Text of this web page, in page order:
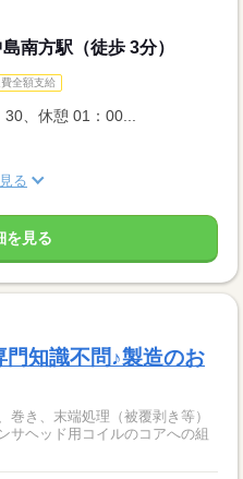
南方駅（徒歩 3分）
全額支給
、休憩 01：00...
る
を見る
知識不問♪製造のお
き、末端処理（被覆剥き等）
ヘッド用コイルのコアへの組